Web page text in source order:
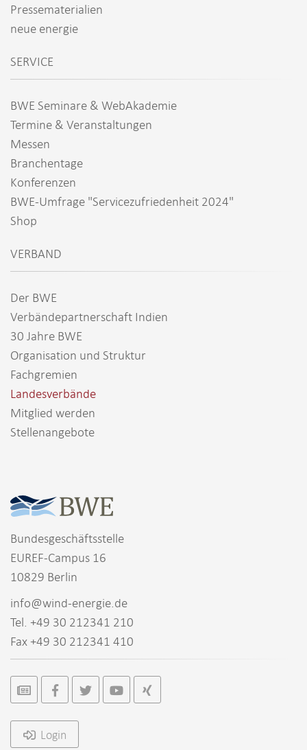
Pressematerialien
neue energie
SERVICE
BWE Seminare & WebAkademie
Termine & Veranstaltungen
Messen
Branchentage
Konferenzen
BWE-Umfrage "Servicezufriedenheit 2024"
Shop
VERBAND
Der BWE
Verbändepartnerschaft Indien
30 Jahre BWE
Organisation und Struktur
Fachgremien
Landesverbände
Mitglied werden
Stellenangebote
Bundesgeschäftsstelle
EUREF-Campus 16
10829 Berlin
info@wind-energie.de
Tel. +49 30 212341 210
Fax +49 30 212341 410
Login